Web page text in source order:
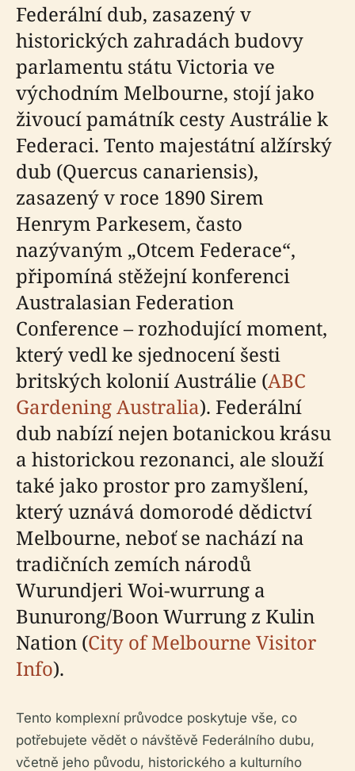
Federální dub, zasazený v
historických zahradách budovy
parlamentu státu Victoria ve
východním Melbourne, stojí jako
živoucí památník cesty Austrálie k
Federaci. Tento majestátní alžírský
dub (Quercus canariensis),
zasazený v roce 1890 Sirem
Henrym Parkesem, často
nazývaným „Otcem Federace“,
připomíná stěžejní konferenci
Australasian Federation
Conference – rozhodující moment,
který vedl ke sjednocení šesti
britských kolonií Austrálie (ABC
Gardening Australia). Federální
dub nabízí nejen botanickou krásu
a historickou rezonanci, ale slouží
také jako prostor pro zamyšlení,
který uznává domorodé dědictví
Melbourne, neboť se nachází na
tradičních zemích národů
Wurundjeri Woi-wurrung a
Bunurong/Boon Wurrung z Kulin
Nation (City of Melbourne Visitor
Info).
Tento komplexní průvodce poskytuje vše, co
potřebujete vědět o návštěvě Federálního dubu,
včetně jeho původu, historického a kulturního